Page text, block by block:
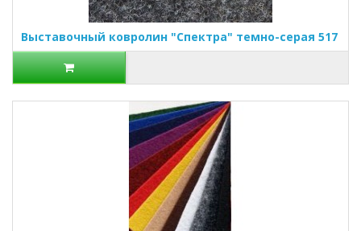
Выставочный ковролин "Спектра" темно-серая 517